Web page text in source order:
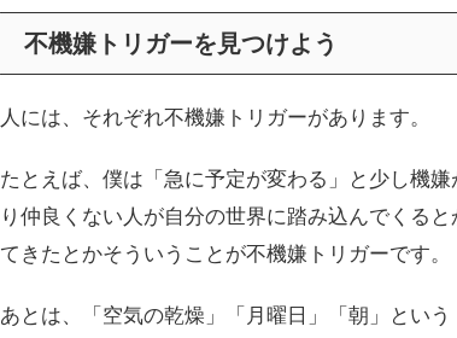
不機嫌トリガーを見つけよう
人には、それぞれ不機嫌トリガーがあります。
たとえば、僕は「急に予定が変わる」と少し機
り仲良くない人が自分の世界に踏み込んでくる
てきたとかそういうことが不機嫌トリガーです。
あとは、「空気の乾燥」「月曜日」「朝」とい